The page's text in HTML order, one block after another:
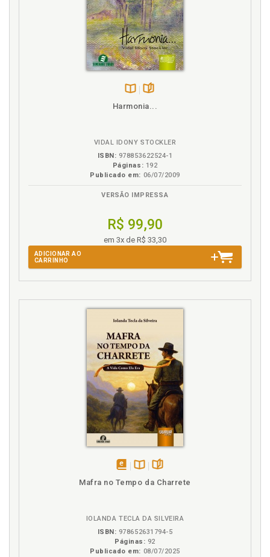
Harmonia...
VIDAL IDONY STOCKLER
ISBN: 978853622524-1
Páginas: 192
Publicado em: 06/07/2009
VERSÃO IMPRESSA
R$ 99,90
em 3x de R$ 33,30
ADICIONAR AO
CARRINHO
disponívelDisponível
páginas
Mafra no Tempo da Charrete
IOLANDA TECLA DA SILVEIRA
ISBN: 978652631794-5
Páginas: 92
Publicado em: 08/07/2025